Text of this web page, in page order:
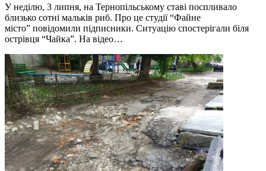
У неділю, 3 липня, на Тернопільському ставі поспливало
близько сотні мальків риб. Про це студії “Файне
місто” повідомили підписники. Ситуацію спостерігали біля
острівця “Чайка”. На відео…